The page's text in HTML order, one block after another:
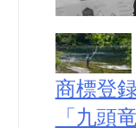
商標登
「九頭